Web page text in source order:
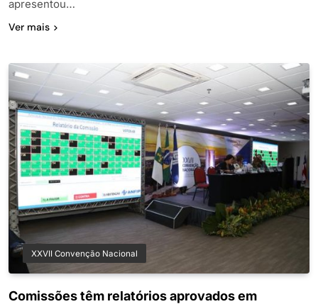
apresentou…
Ver mais
XXVII Convenção Nacional
Comissões têm relatórios aprovados em